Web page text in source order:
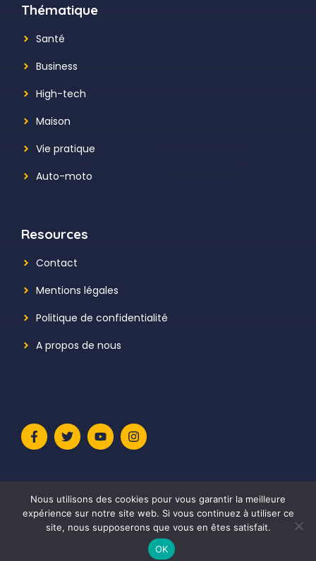
Thématique
Santé
Business
High-tech
Maison
Vie pratique
Auto-moto
Resources
Contact
Mentions légales
Politique de confidentialité
A propos de nous
• Construit avec
Nous utilisons des cookies pour vous garantir la meilleure
expérience sur notre site web. Si vous continuez à utiliser ce
site, nous supposerons que vous en êtes satisfait.
OK